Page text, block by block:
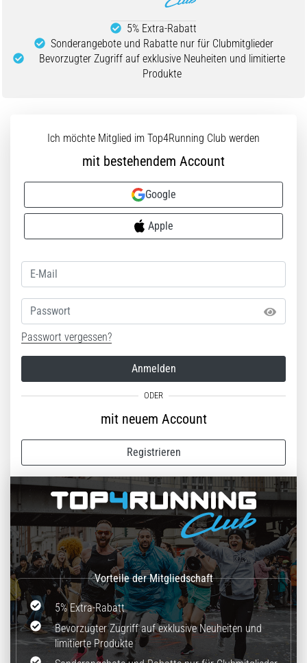
Alle
Artikel
5% Extra-Rabatt
Sonderangebote und Rabatte nur für Clubmitglieder
Bevorzugter Zugriff auf exklusive Neuheiten und limitierte
Produkte
Ich möchte Mitglied im Top4Running Club werden
mit bestehendem Account
Google
Apple
Passwort
Passwort vergessen?
Anmelden
mit neuem Account
Registrieren
5% Extra-Rabatt
Bevorzugter Zugriff auf exklusive Neuheiten und
limitierte Produkte